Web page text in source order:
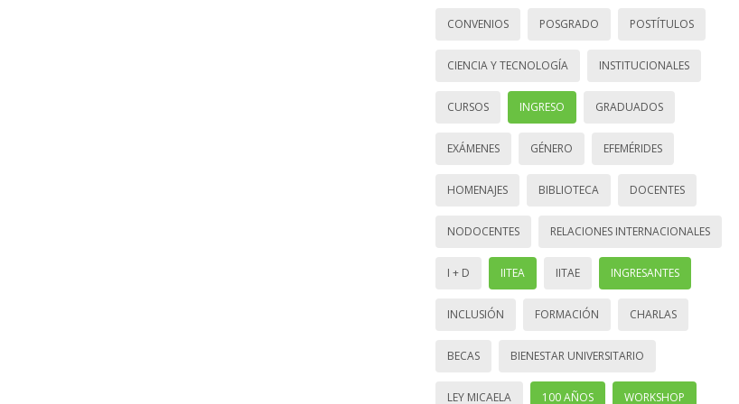
CONVENIOS POSGRADO POSTÍTULOS
CIENCIA Y TECNOLOGÍA INSTITUCIONALES
CURSOS INGRESO GRADUADOS
EXÁMENES GÉNERO EFEMÉRIDES
HOMENAJES BIBLIOTECA DOCENTES
NODOCENTES RELACIONES INTERNACIONALES
I + D IITEA IITAE INGRESANTES
INCLUSIÓN FORMACIÓN CHARLAS
BECAS BIENESTAR UNIVERSITARIO
LEY MICAELA 100 AÑOS WORKSHOP